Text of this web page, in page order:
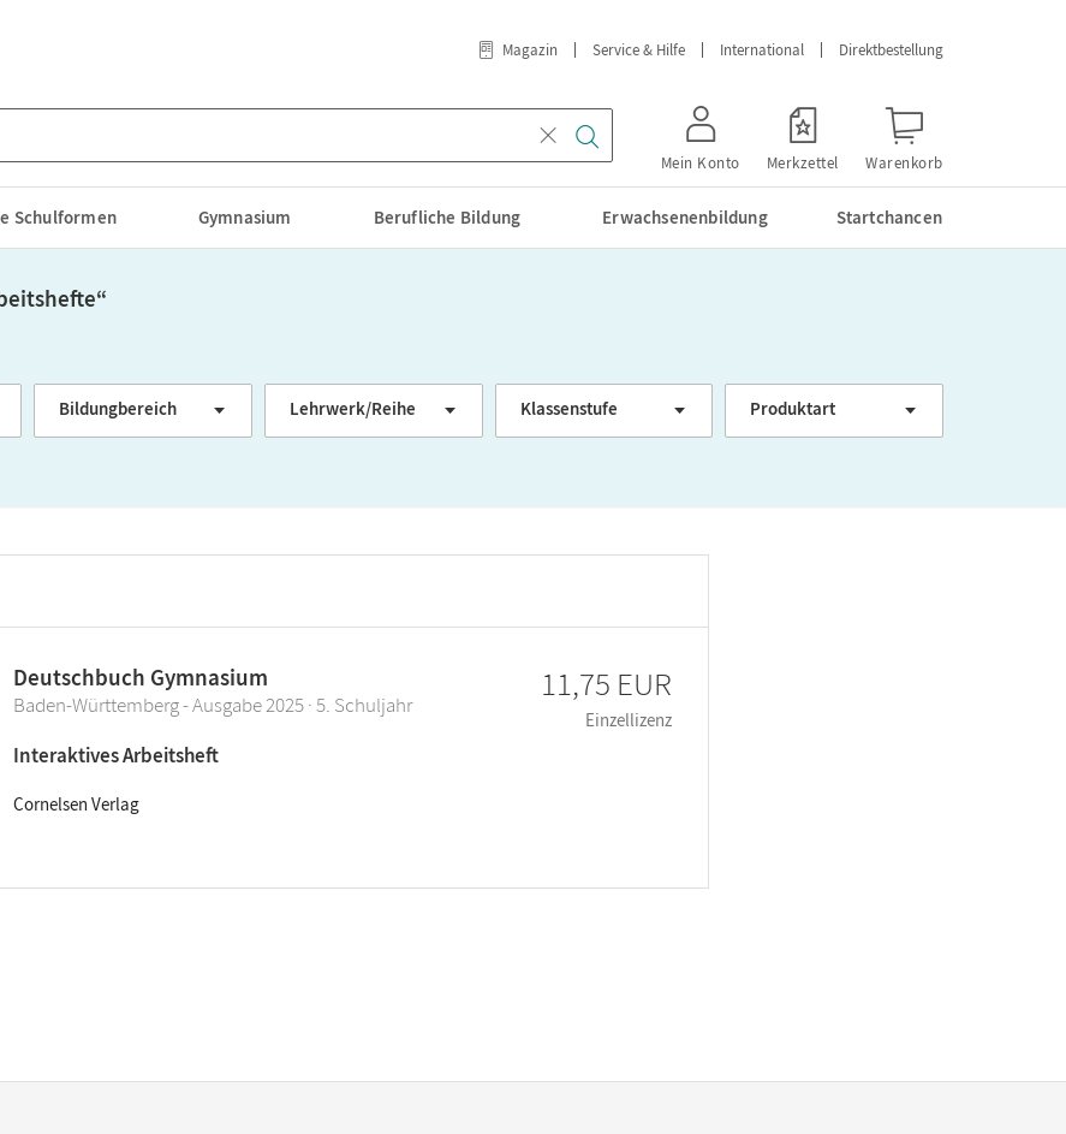
Magazin Service & Hilfe International Direktbestellung
Mein Konto Merkzettel Warenkorb
Schulformen Gymnasium Berufliche Bildung Erwachsenenbildung Startchancen
“
Bildungbereich Lehrwerk/Reihe Klassenstufe Produktart
Deutschbuch Gymnasium
Baden-Württemberg - Ausgabe 2025 · 5. Schuljahr
Interaktives Arbeitsheft
Cornelsen Verlag
11,75 EUR
Einzellizenz